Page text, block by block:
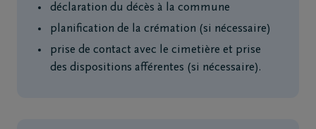
déclaration du décès à la commune
planification de la crémation (si nécessaire)
prise de contact avec le cimetière et prise
des dispositions afférentes (si nécessaire).